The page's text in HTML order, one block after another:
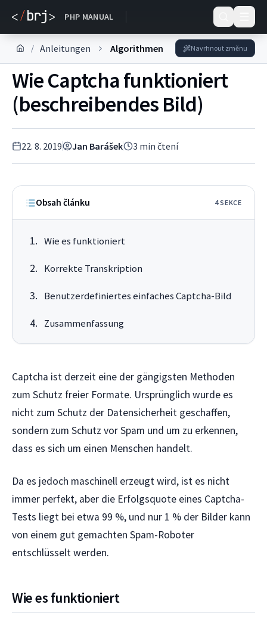
PHP MANUAL
DOKUMENTACE
/ Anleitungen Algorithmen Navrhnout změnu
Wie Captcha funktioniert
(beschreibendes Bild)
22. 8. 2019 Jan Barášek 3 min čtení
Obsah článku 4SEKCE
Wie es funktioniert
Korrekte Transkription
Benutzerdefiniertes einfaches Captcha-Bild
Zusammenfassung
Captcha ist derzeit eine der gängigsten Methoden
zum Schutz freier Formate. Ursprünglich wurde es
nicht zum Schutz der Datensicherheit geschaffen,
sondern zum Schutz vor Spam und um zu erkennen,
dass es sich um einen Menschen handelt.
Da es jedoch maschinell erzeugt wird, ist es nicht
immer perfekt, aber die Erfolgsquote eines Captcha-
Tests liegt bei etwa 99 %, und nur 1 % der Bilder kann
von einem gut gemachten Spam-Roboter
entschlüsselt werden.
Wie es funktioniert